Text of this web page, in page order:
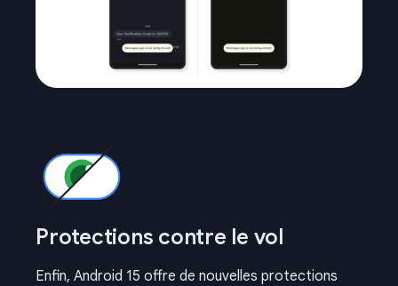
Protections contre le vol
Enfin, Android 15 offre de nouvelles protections